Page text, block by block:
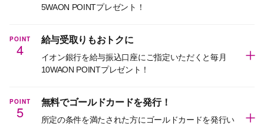
5WAON POINTプレゼント！
POINT
4
給与受取りもおトクに
イオン銀行を給与振込口座にご指定いただくと毎月
10WAON POINTプレゼント！
POINT
5
無料でゴールドカードを発行！
所定の条件を満たされた方にゴールドカードを発行い